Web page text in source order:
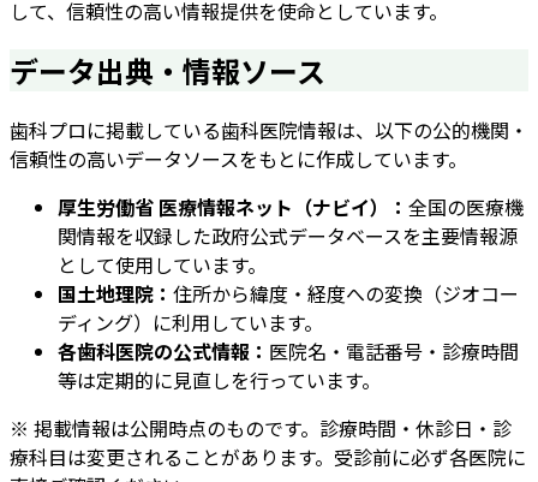
して、信頼性の高い情報提供を使命としています。
データ出典・情報ソース
歯科プロに掲載している歯科医院情報は、以下の公的機関・
信頼性の高いデータソースをもとに作成しています。
厚生労働省 医療情報ネット（ナビイ）： 全国の医療機
関情報を収録した政府公式データベースを主要情報源
として使用しています。
国土地理院： 住所から緯度・経度への変換（ジオコー
ディング）に利用しています。
各歯科医院の公式情報： 医院名・電話番号・診療時間
等は定期的に見直しを行っています。
※ 掲載情報は公開時点のものです。診療時間・休診日・診
療科目は変更されることがあります。受診前に必ず各医院に